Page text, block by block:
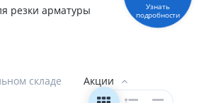
резки арматуры
складе Акции
Узнать
подробности